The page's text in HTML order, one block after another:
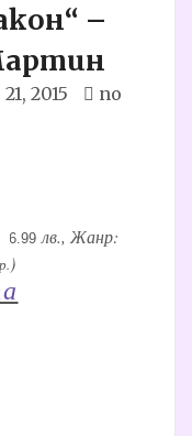
–
2015
no
16.99 лв., Жанр:
)